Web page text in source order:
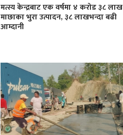
मत्स्य केन्द्रबाट एक वर्षमा ४ करोड ३८ लाख
माछाका भुरा उत्पादन, ३८ लाखभन्दा बढी
आम्दानी